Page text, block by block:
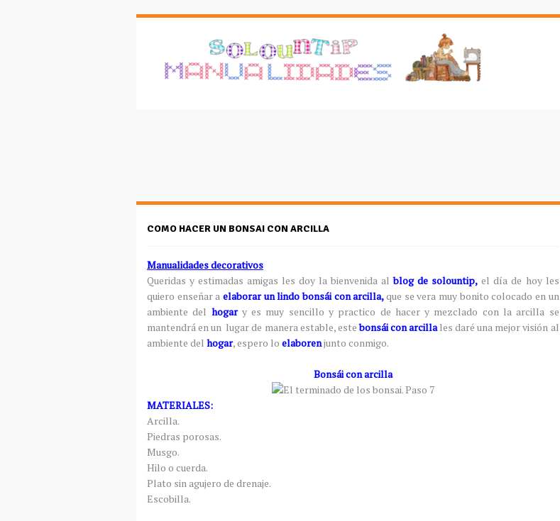
COMO HACER UN BONSAI CON ARCILLA
Manualidades decorativos
Queridas y estimadas amigas les doy la bienvenida alblog de solountip, el día de hoy les
quiero enseñar a elaborar un lindo bonsái con arcilla,que se vera muy bonito colocado en un
ambiente del hogary es muy sencillo y practico de hacer y mezclado con la arcilla se
mantendrá en un lugar de manera estable, estebonsái con arcillales daré una mejor visión al
ambiente del hogar, espero lo elaborenjunto conmigo.
Bonsái con arcilla
MATERIALES:
Arcilla.
Piedras porosas.
Musgo.
Hilo o cuerda.
Plato sin agujero de drenaje.
Escobilla.